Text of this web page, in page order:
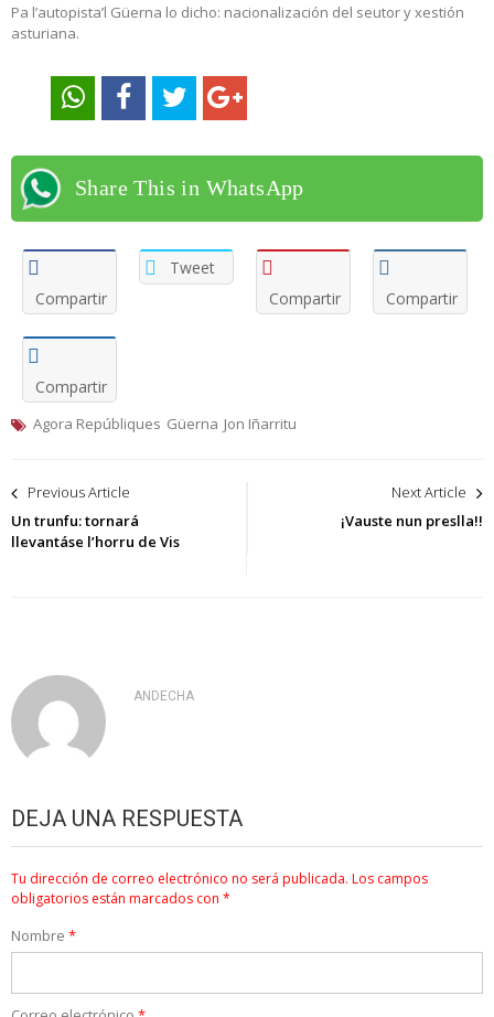
Pa l’autopista’l Güerna lo dicho: nacionalización del seutor y xestión
asturiana.
Share This in WhatsApp
Compartir
Tweet
Compartir
Compartir
Compartir
Agora Repúbliques Güerna Jon Iñarritu
Navegación
de
Previous Article
Un trunfu: tornará
llevantáse l’horru de Vis
Next Article
¡Vauste nun preslla!!
ANDECHA
DEJA UNA RESPUESTA
Tu dirección de correo electrónico no será publicada. Los campos
obligatorios están marcados con *
Nombre *